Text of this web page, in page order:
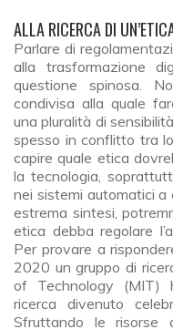
ALLA RICERCA DI
Parlare di
alla trasformazione
questione spinosa.
condivisa alla quale
una pluralità di
spesso in conflitto tra
capire quale etica
la tecnologia,
nei sistemi automatici a
estrema sintesi,
etica debba regolare
Per provare a
2020 un gruppo di
of Technology (MIT)
ricerca divenuto
Sfruttando le risorse